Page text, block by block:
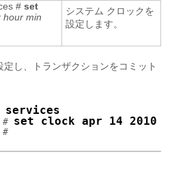
# set
hour min
システム クロックを
設定します。
し、トランザクションをコミット
services
# set clock apr 14 2010